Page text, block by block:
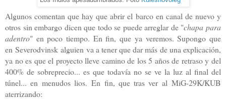
Algunos comentan que hay que abrir el barco en canal de nuevo y
otros sin embargo dicen que todo se puede arreglar de "chapa para
adentro" en poco tiempo. En fin, que ya veremos. Supongo que
enSeverodvinsk alguien va a tener que dar más de una explicación,
ya no es que el proyecto lleve camino de los 5 años de retraso y del
400% de sobreprecio... es que todavía no se ve la luz al final del
túnel... en menudos lios.En fin, que tras ver alMiG-29K/KUB
aterrizando: